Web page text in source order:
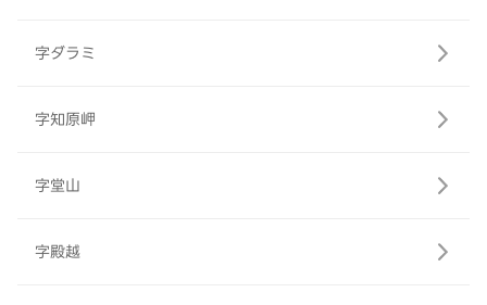
字ダラミ
字知原岬
字堂山
字殿越